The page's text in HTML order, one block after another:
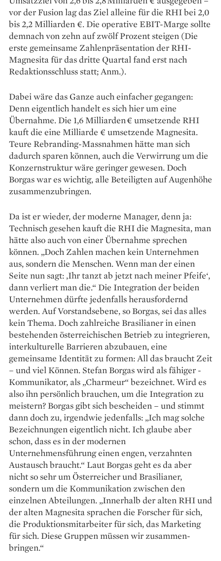
vor der Fusion lag das Ziel alleine für die RHI bei 2,0
bis 2,2 Milliarden €. Die operative EBIT-Marge sollte
demnach von zehn auf zwölf Prozent steigen (Die
erste gemeinsame Zahlenpräsentation der RHI-
Magnesita für das dritte Quartal fand erst nach
Redaktionsschluss statt; Anm.).
Dabei wäre das Ganze auch einfacher gegangen:
Denn eigentlich handelt es sich hier um eine
Übernahme. Die 1,6 Milliarden € ­umsetzende RHI
kauft die eine ­Milliarde € umsetzende ­Magnesita.
Teure Rebranding-Massnahmen ­hätte man sich
dadurch sparen können, auch die Verwirrung um die
Konzernstruktur wäre geringer gewesen. Doch
Borgas war es wichtig, alle Beteiligten auf Augenhöhe
zusammenzubringen.
Da ist er wieder, der moderne Manager, denn ja:
Technisch ge­sehen kauft die RHI die Magnesita, man
hätte also auch von einer Übernahme sprechen
können. „Doch Zahlen machen kein Unternehmen
aus, sondern die Menschen. Wenn man der einen
Seite nun sagt: ‚Ihr tanzt ab jetzt nach meiner ­Pfeife‘,
dann verliert man die.“ Die Integration der beiden
Unternehmen dürfte jedenfalls herausfordernd
werden. Auf Vorstandsebene, so Borgas, sei das alles
kein Thema. Doch zahlreiche Brasilianer in einen
bestehenden österreichischen Betrieb zu integrieren,
interkulturelle Barrieren abzubauen, eine
gemeinsame Identität zu formen: All das braucht Zeit
– und viel Können. Stefan Borgas wird als fähiger ­
Kommunikator, als „Charmeur“ bezeichnet. Wird es
also ihn persönlich brauchen, um die Integration zu
meistern? Borgas gibt sich ­bescheiden – und stimmt
dann doch zu, irgendwie jedenfalls: „Ich mag ­solche
Bezeichnungen eigentlich nicht. Ich glaube aber
schon, dass es in der modernen
Unternehmensführung einen engen, verzahnten
Austausch braucht.“ Laut Borgas geht es da aber
nicht so sehr um ­Österreicher und Brasilianer,
sondern um die Kommunikation zwischen den
einzelnen Abteilungen. „Innerhalb der alten RHI und
der alten Magnesita sprachen die Forscher für sich,
die Produktionsmitarbeiter für sich, das Marketing
für sich. Diese Gruppen müssen wir zusammen­
bringen.“